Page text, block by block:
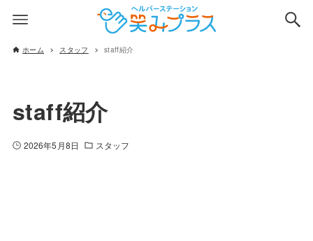
ホーム スタッフ staff紹介
staff紹介
2026年5月8日 スタッフ